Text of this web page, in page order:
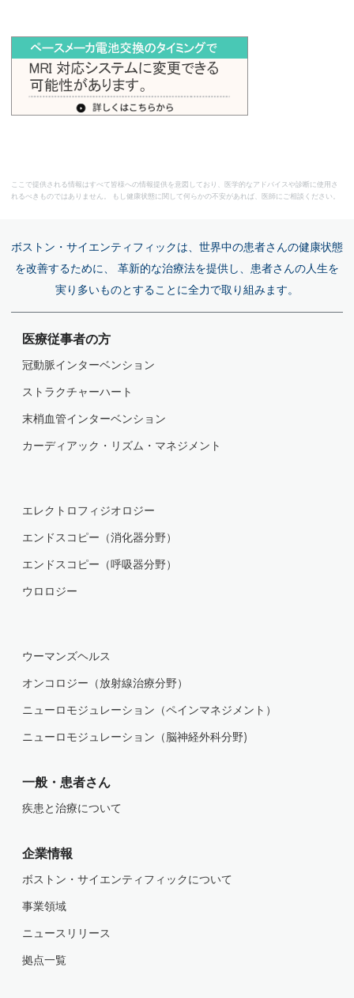
ここで提供される情報はすべて皆様への情報提供を意図しており、医学的なアドバイスや診断に使用さ
れるべきものではありません。 もし健康状態に関して何らかの不安があれば、医師にご相談ください。
ボストン・サイエンティフィックは、世界中の患者さんの健康状態
を改善するために、 革新的な治療法を提供し、患者さんの人生を
実り多いものとすることに全力で取り組みます。
医療従事者の方
冠動脈インターベンション
ストラクチャーハート
末梢血管インターベンション
カーディアック・リズム・マネジメント
エレクトロフィジオロジー
エンドスコピー（消化器分野）
エンドスコピー（呼吸器分野）
ウロロジー
ウーマンズヘルス
オンコロジー（放射線治療分野）
ニューロモジュレーション（ペインマネジメント）
ニューロモジュレーション（脳神経外科分野)
一般・患者さん
疾患と治療について
企業情報
ボストン・サイエンティフィックについて
事業領域
ニュースリリース
拠点一覧